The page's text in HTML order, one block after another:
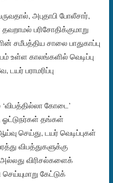
அபுதாபி போலீசார்,
பரிசோதிக்குமாறு
சமீபத்திய சாலை பாதுகாப்பு
உள்ள காலங்களில் வெடிப்பு
பராமரிப்பு
‘விபத்தில்லா கோடை’
ஓட்டுநர்கள் தங்கள்
செய்து, டயர் வெடிப்புகள்
விபத்துகளுக்கு
விரிசல்களைக்
கேட்டுக்